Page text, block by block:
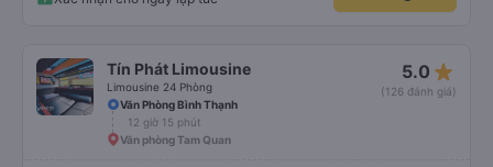
Tín Phát Limousine
Limousine 24 Phòng
5.0 star_rate
(126 đánh giá)
Văn Phòng Bình Thạnh
12 giờ 15 phút
Văn phòng Tam Quan